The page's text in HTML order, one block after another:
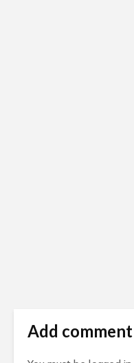
Add comment